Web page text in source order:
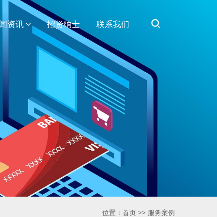
资讯 招贤纳士 联系我们
位置： 首页 >> 服务案例